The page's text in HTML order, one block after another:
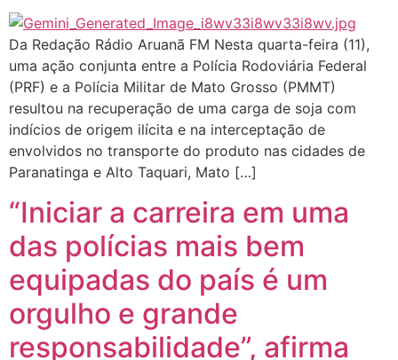
Da Redação Rádio Aruanã FM Nesta quarta-feira (11),
uma ação conjunta entre a Polícia Rodoviária Federal
(PRF) e a Polícia Militar de Mato Grosso (PMMT)
resultou na recuperação de uma carga de soja com
indícios de origem ilícita e na interceptação de
envolvidos no transporte do produto nas cidades de
Paranatinga e Alto Taquari, Mato […]
“Iniciar a carreira em uma
das polícias mais bem
equipadas do país é um
orgulho e grande
responsabilidade”, afirma